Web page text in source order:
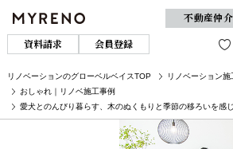
不動産仲
資料請求
会員登録
リノベーションのグローベルベイスTOP
リノベーション施
おしゃれ｜リノベ施工事例
愛犬とのんびり暮らす、木のぬくもりと季節の移ろいを感